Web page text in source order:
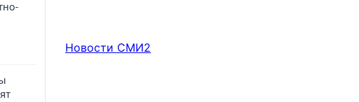
Новости СМИ2